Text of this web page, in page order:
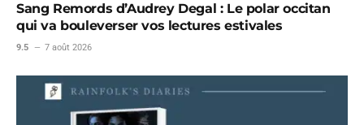
Sang Remords d’Audrey Degal : Le polar occitan
qui va bouleverser vos lectures estivales
9.5 7 août 2026